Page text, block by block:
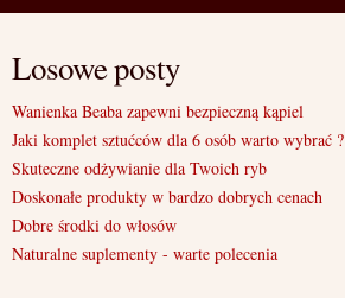
Losowe posty
Wanienka Beaba zapewni bezpieczną kąpiel
Jaki komplet sztućców dla 6 osób warto wybrać ?
Skuteczne odżywianie dla Twoich ryb
Doskonałe produkty w bardzo dobrych cenach
Dobre środki do włosów
Naturalne suplementy - warte polecenia